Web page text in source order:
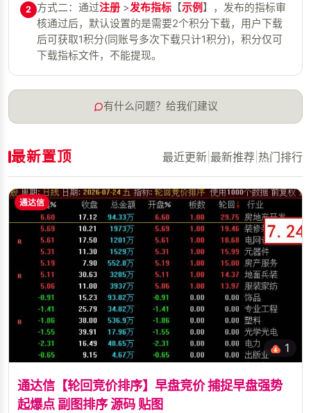
2 方式二：通过注册 >发布指标 【示例 】，发布的指标审
核通过后，默认设置的是需要2个积分下载，用户下载
后可获取1积分(同账号多次下载只计1积分)，积分仅可
下载指标文件，不能提现。
有什么问题？给我们建议
最新置顶 最近更新 最新推荐 热门排行
通达信
1
通达信【轮回竞价排序】早盘竞价 捕捉早盘强势
起爆点 副图排序 源码 贴图